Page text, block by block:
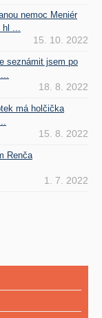
nemoc Meniér
hl ...
15. 10. 2022
seznámit jsem po
18. 8. 2022
má holčička
15. 8. 2022
Renča
1. 7. 2022